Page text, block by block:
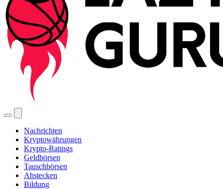
Nachrichten
Kryptowährungen
Krypto-Ratings
Geldbörsen
Tauschbörsen
Abstecken
Bildung